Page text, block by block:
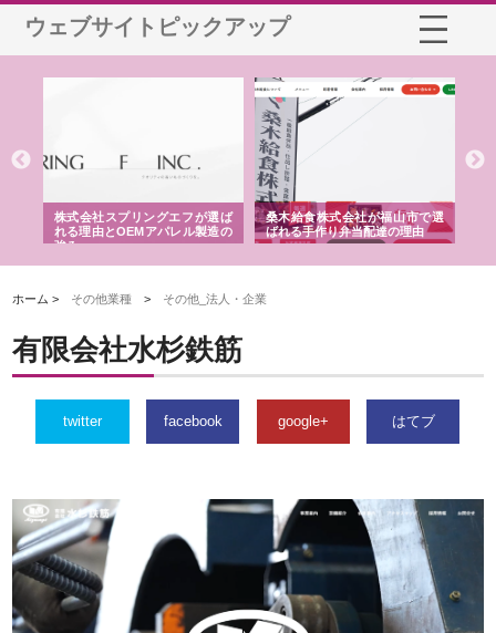
ウェブサイトピックアップ
株式会社スプリングエフが選ば
れる理由とOEMアパレル製造の
強み
桑木給食株式会社が福山市で選
ばれる手作り弁当配達の理由
ホーム > その他業種 > その他_法人・企業
有限会社水杉鉄筋
twitter facebook google+ はてブ